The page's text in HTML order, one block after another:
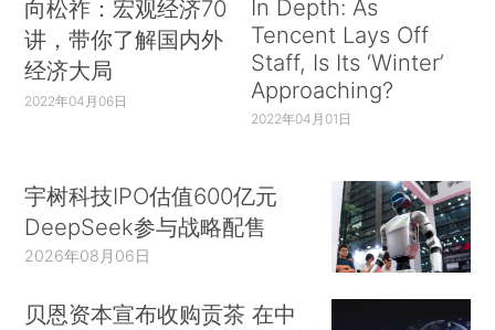
向松祚：宏观经济70
讲，带你了解国内外
经济大局
2022年04月06日
In Depth: As
Tencent Lays Off
Staff, Is Its ‘Winter’
Approaching?
2022年04月01日
宇树科技IPO估值600亿元
DeepSeek参与战略配售
2026年08月06日
贝恩资本宣布收购贡茶 在中